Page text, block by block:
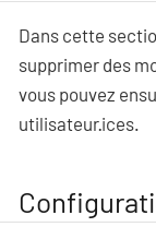
Dans cette
supprimer des
vous pouvez
utilisateur·ices.